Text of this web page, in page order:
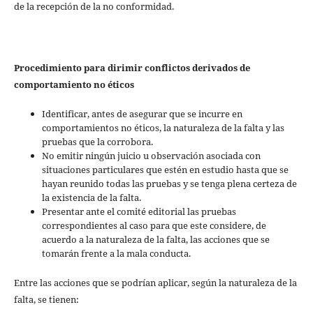
de la recepción de la no conformidad.
Procedimiento para dirimir conflictos derivados de
comportamiento no éticos
Identificar, antes de asegurar que se incurre en
comportamientos no éticos, la naturaleza de la falta y las
pruebas que la corrobora.
No emitir ningún juicio u observación asociada con
situaciones particulares que estén en estudio hasta que se
hayan reunido todas las pruebas y se tenga plena certeza de
la existencia de la falta.
Presentar ante el comité editorial las pruebas
correspondientes al caso para que este considere, de
acuerdo a la naturaleza de la falta, las acciones que se
tomarán frente a la mala conducta.
Entre las acciones que se podrían aplicar, según la naturaleza de la
falta, se tienen: